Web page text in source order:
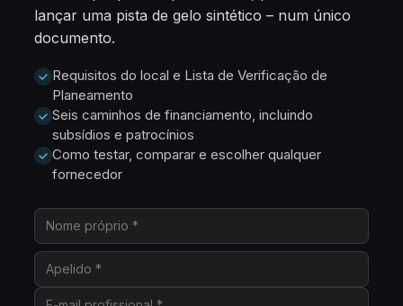
lançar uma pista de gelo sintético – num único
documento.
Requisitos do local e Lista de Verificação de
Planeamento
Seis caminhos de financiamento, incluindo
subsídios e patrocínios
Como testar, comparar e escolher qualquer
fornecedor